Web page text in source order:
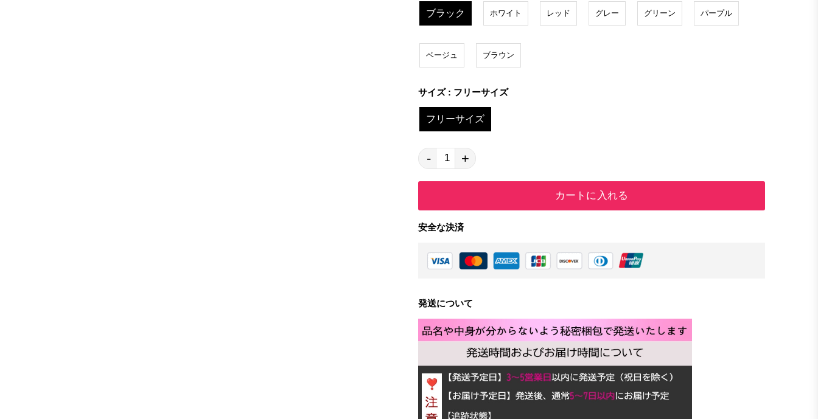
ブラック ホワイト レッド グレー グリーン パープル
ベージュ ブラウン
サイズ : フリーサイズ
フリーサイズ
- +
カートに入れる
安全な決済
発送について